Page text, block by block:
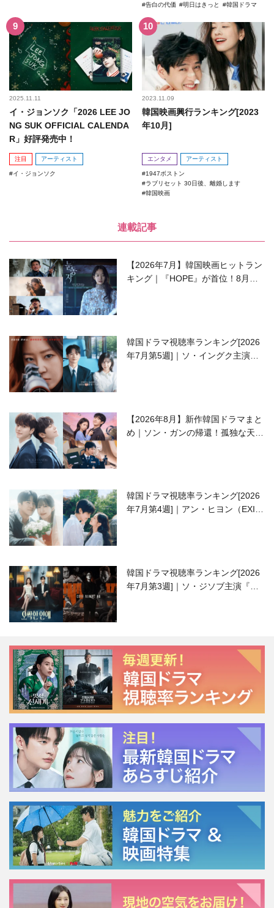
告白の代価 明日はきっと 韓国ドラマ
2025.11.11
イ・ジョンソク「2026 LEE JO
NG SUK OFFICIAL CALENDA
R」好評発売中！
注目 アーティスト
イ・ジョンソク
2023.11.09
韓国映画興行ランキング[2023
年10月]
エンタメ アーティスト
1947ボストン
ラブリセット 30日後、離婚します
韓国映画
連載記事
【2026年7月】韓国映画ヒットラン
キング｜『HOPE』が首位！8月公
韓国ドラマ視聴率ランキング[2026
年7月第5週]｜ソ・イングク主演の
【2026年8月】新作韓国ドラマまと
め｜ソン・ガンの帰還！孤独な天才
韓国ドラマ視聴率ランキング[2026
年7月第4週]｜アン・ヒヨン（EXID
韓国ドラマ視聴率ランキング[2026
年7月第3週]｜ソ・ジソブ主演『エ